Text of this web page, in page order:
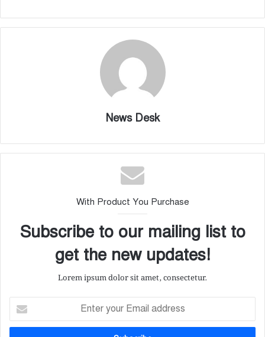
News Desk
With Product You Purchase
Subscribe to our mailing list to
get the new updates!
Lorem ipsum dolor sit amet, consectetur.
your
Email